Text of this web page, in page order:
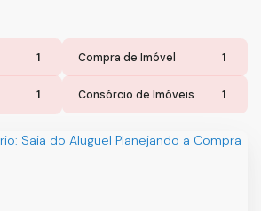
1 Compra de Imóvel 1
1 Consórcio de Imóveis 1